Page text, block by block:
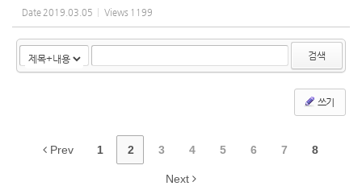
Date 2019.03.05 Views 1199
검색
쓰기
Prev 1 2 3 4 5 6 7 8
Next